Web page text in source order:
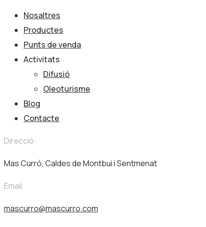
Nosaltres
Productes
Punts de venda
Activitats
Difusió
Oleoturisme
Blog
Contacte
Direcció
Mas Curró, Caldes de Montbui i Sentmenat
Email
mascurro@mascurro.com